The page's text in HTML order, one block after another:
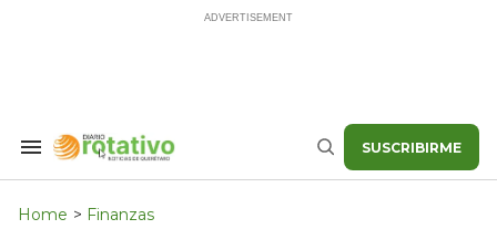
Search
Navigation
Buscar SUSCRIBIRME
Home > Finanzas